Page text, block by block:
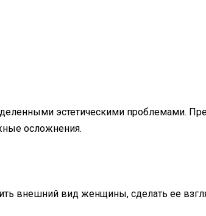
эстетическими проблемами.
осложнения.
внешний вид женщины, сделать ее